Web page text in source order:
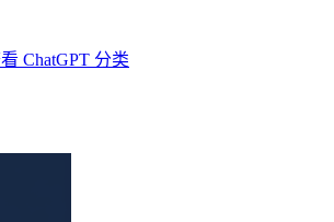
ChatGPT 分类